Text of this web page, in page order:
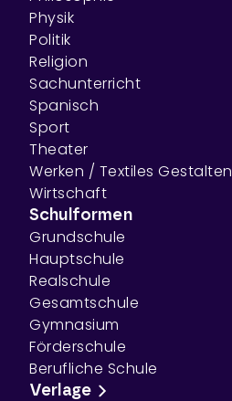
Physik
Politik
Religion
Sachunterricht
Spanisch
Sport
Theater
Werken / Textiles Gestalten
Wirtschaft
Schulformen
Grundschule
Hauptschule
Realschule
Gesamtschule
Gymnasium
Förderschule
Berufliche Schule
Verlage